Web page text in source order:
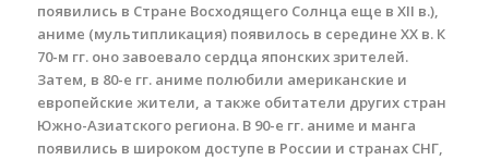
появились в Стране Восходящего Солнца еще в XII в.),
аниме (мультипликация) появилось в середине XX в. К
70-м гг. оно завоевало сердца японских зрителей.
Затем, в 80-е гг. аниме полюбили американские и
европейские жители, а также обитатели других стран
Южно-Азиатского региона. В 90-е гг. аниме и манга
появились в широком доступе в России и странах СНГ,